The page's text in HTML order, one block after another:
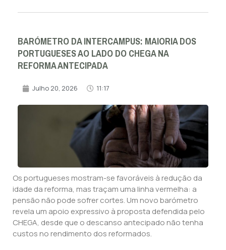
BARÓMETRO DA INTERCAMPUS: MAIORIA DOS
PORTUGUESES AO LADO DO CHEGA NA
REFORMA ANTECIPADA
Julho 20, 2026 11:17
Os portugueses mostram-se favoráveis à redução da
idade da reforma, mas traçam uma linha vermelha: a
pensão não pode sofrer cortes. Um novo barómetro
revela um apoio expressivo à proposta defendida pelo
CHEGA, desde que o descanso antecipado não tenha
custos no rendimento dos reformados.